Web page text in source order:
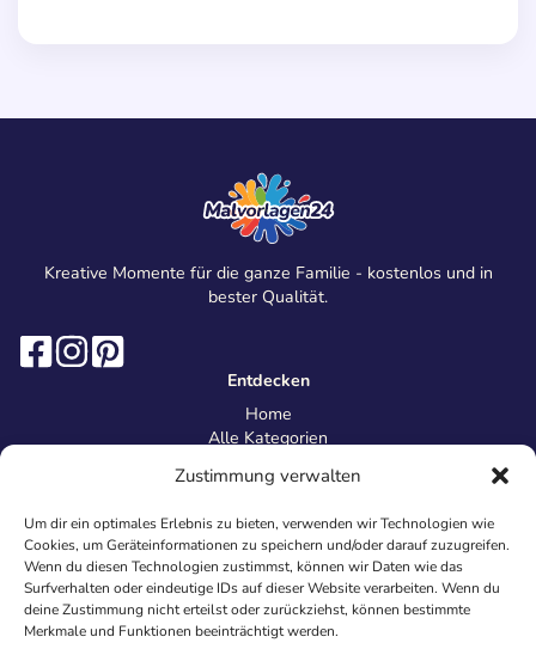
Zustimmung verwalten
Um dir ein optimales Erlebnis zu bieten, verwenden wir Technologien wie
Cookies, um Geräteinformationen zu speichern und/oder darauf zuzugreifen.
Wenn du diesen Technologien zustimmst, können wir Daten wie das
Surfverhalten oder eindeutige IDs auf dieser Website verarbeiten. Wenn du
deine Zustimmung nicht erteilst oder zurückziehst, können bestimmte
Merkmale und Funktionen beeinträchtigt werden.
Kreative Momente für die ganze Familie - kostenlos und in
bester Qualität.
Entdecken
Home
Alle Kategorien
Information
Über uns
Kontakt
Inhaltsrichtlinien
Recht & Datenschutz
Impressum